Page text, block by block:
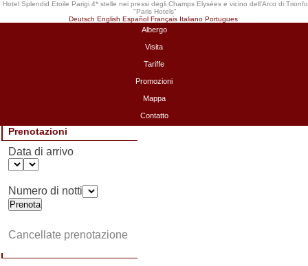
Hotel Splendid Etoile Parigi 4* stelle nei pressi degli Champs Elysées e vicino dell’Arco di Trionfo
"Paris Hotels"
Deutsch English Español Français Italiano Portugues
Albergo
Visita
Tariffe
Promozioni
Mappa
Contatto
Prenotazioni
Data di arrivo
Numero di notti
Cancellate prenotazione